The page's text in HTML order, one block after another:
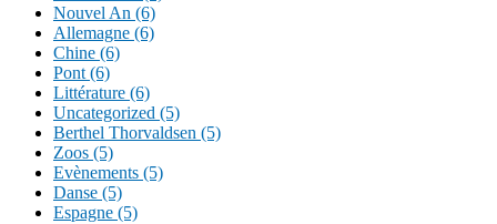
Nouvel An (6)
Allemagne (6)
Chine (6)
Pont (6)
Littérature (6)
Uncategorized (5)
Berthel Thorvaldsen (5)
Zoos (5)
Evènements (5)
Danse (5)
Espagne (5)